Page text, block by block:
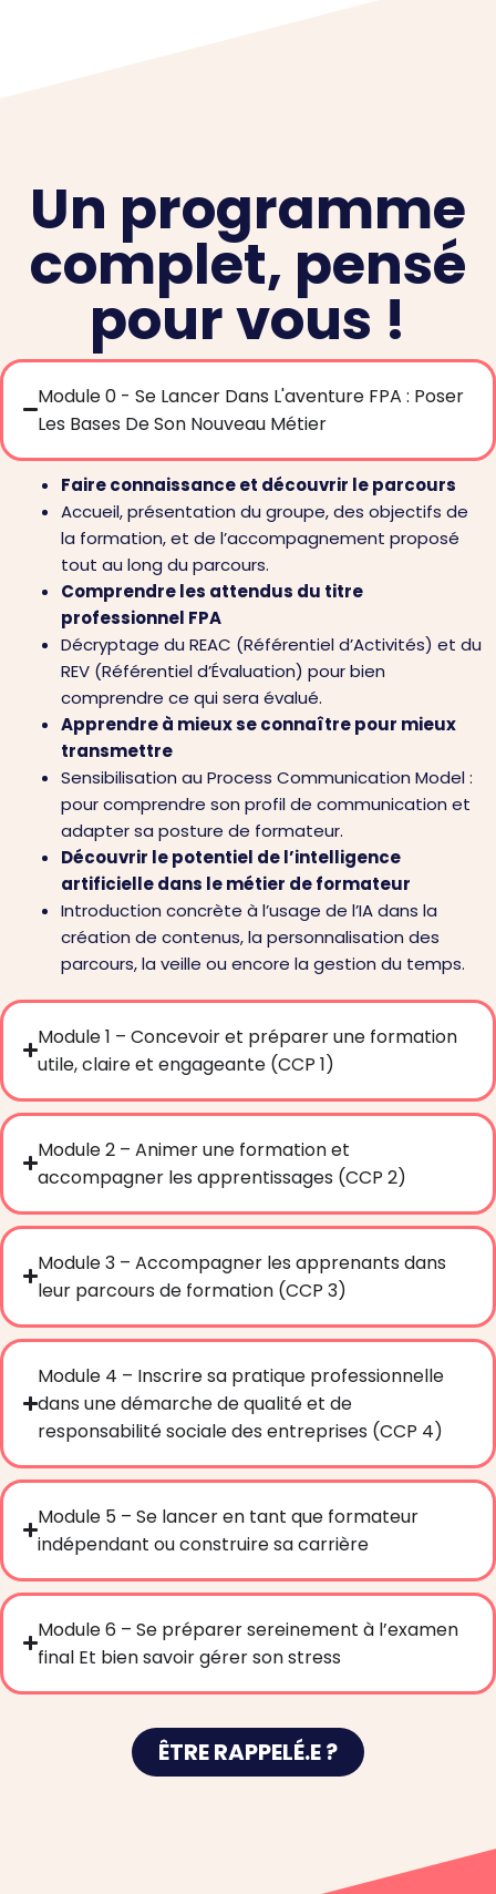
Un programme
complet, pensé
pour vous !
Module 0 - Se Lancer Dans L'aventure FPA : Poser
Les Bases De Son Nouveau Métier
Faire connaissance et découvrir le parcours
Accueil, présentation du groupe, des objectifs de
la formation, et de l’accompagnement proposé
tout au long du parcours.
Comprendre les attendus du titre
professionnel FPA
Décryptage du REAC (Référentiel d’Activités) et du
REV (Référentiel d’Évaluation) pour bien
comprendre ce qui sera évalué.
Apprendre à mieux se connaître pour mieux
transmettre
Sensibilisation au Process Communication Model :
pour comprendre son profil de communication et
adapter sa posture de formateur.
Découvrir le potentiel de l’intelligence
artificielle dans le métier de formateur
Introduction concrète à l’usage de l’IA dans la
création de contenus, la personnalisation des
parcours, la veille ou encore la gestion du temps.
Module 1 – Concevoir et préparer une formation
utile, claire et engageante (CCP 1)
Module 2 – Animer une formation et
accompagner les apprentissages (CCP 2)
Module 3 – Accompagner les apprenants dans
leur parcours de formation (CCP 3)
Module 4 – Inscrire sa pratique professionnelle
dans une démarche de qualité et de
responsabilité sociale des entreprises (CCP 4)
Module 5 – Se lancer en tant que formateur
indépendant ou construire sa carrière
Module 6 – Se préparer sereinement à l’examen
final Et bien savoir gérer son stress
ÊTRE RAPPELÉ.E ?